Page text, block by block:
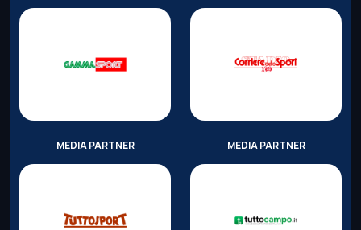
MEDIA PARTNER MEDIA PARTNER